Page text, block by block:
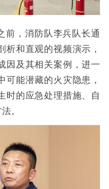
前，消防队李兵队长通
析和直观的视频演示，
因及其相关案例，进一
可能潜藏的火灾隐患，
时的应急处理措施、自
。